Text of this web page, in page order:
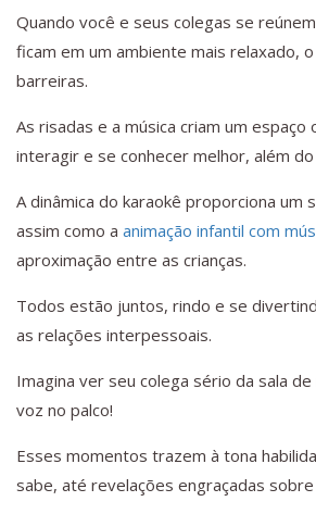
Quando você e seus colegas se
ficam em um ambiente mais relaxado,
barreiras.
As risadas e a música criam um espaço
interagir e se conhecer melhor, além
A dinâmica do karaokê proporciona um
assim como a animação infantil com
aproximação entre as crianças.
Todos estão juntos, rindo e se
as relações interpessoais.
Imagina ver seu colega sério da sala
voz no palco!
Esses momentos trazem à tona
sabe, até revelações engraçadas sobre